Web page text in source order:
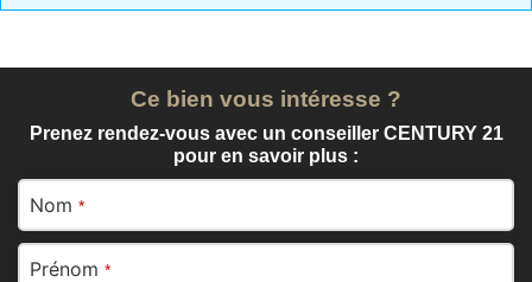
Ce bien vous intéresse ?
Prenez rendez-vous avec un conseiller CENTURY 21
pour en savoir plus :
Nom *
Prénom *